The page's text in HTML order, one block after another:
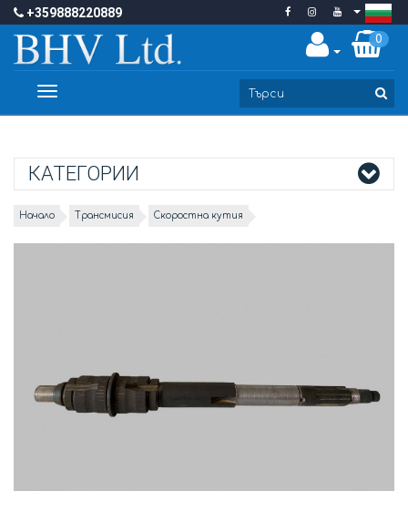
+359888220889
0
Toggle
КАТЕГОРИИ
Начало Трансмисия Скоростна кутия